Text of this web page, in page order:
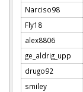
Narciso98
Fly18
alex8806
ge_aldrig_upp
drugo92
smiley